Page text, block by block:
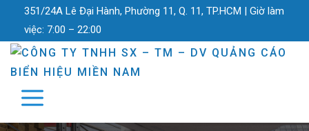
351/24A Lê Đại Hành, Phường 11, Q. 11, TP.HCM | Giờ làm
việc: 7:00 – 22:00